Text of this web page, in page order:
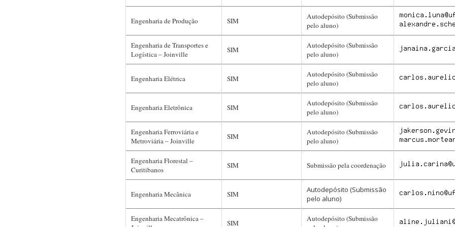
Engenharia de Produção SIM
Autodepósito (Submissão
pelo aluno)
Engenharia de Transportes e
Logística – Joinville
SIM
Autodepósito (Submissão
pelo aluno)
Engenharia Elétrica SIM
Autodepósito (Submissão
pelo aluno)
Engenharia Eletrônica SIM
Autodepósito (Submissão
pelo aluno)
Engenharia Ferroviária e
Metroviária – Joinville
SIM
Autodepósito (Submissão
pelo aluno)
Engenharia Florestal –
Curitibanos
SIM Submissão pela coordenação
Engenharia Mecânica SIM
Autodepósito (Submissão
pelo aluno)
Engenharia Mecatrônica –
SIM
Autodepósito (Submissão